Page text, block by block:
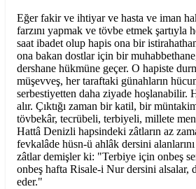
Eğer fakir ve ihtiyar ve hasta ve iman
farzını yapmak ve tövbe etmek şartıyla
saat ibadet olup hapis ona bir
ona bakan dostlar için bir
dershane hükmüne geçer. O hapiste
müşevveş, her taraftaki günahların
serbestiyetten daha ziyade hoşlanabilir.
alır. Çıktığı zaman bir katil, bir
tövbekâr, tecrübeli, terbiyeli, millete
Hattâ Denizli hapsindeki zâtların az
fevkalâde hüsn-ü ahlâk dersini
zâtlar demişler ki: "Terbiye için onbeş
onbeş hafta Risale-i Nur dersini alsalar,
eder."